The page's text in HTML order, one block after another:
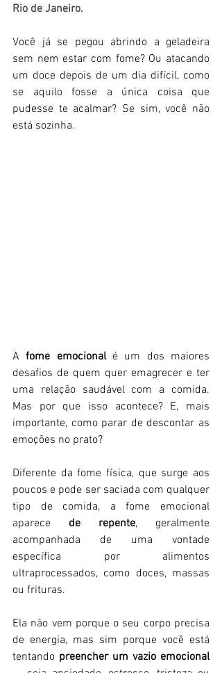
Rio de Janeiro.
Você já se pegou abrindo a geladeira
sem nem estar com fome? Ou atacando
um doce depois de um dia difícil, como
se aquilo fosse a única coisa que
pudesse te acalmar? Se sim, você não
está sozinha.
A fome emocional é um dos maiores
desafios de quem quer emagrecer e ter
uma relação saudável com a comida.
Mas por que isso acontece? E, mais
importante, como parar de descontar as
emoções no prato?
Diferente da fome física, que surge aos
poucos e pode ser saciada com qualquer
tipo de comida, a fome emocional
aparece de repente, geralmente
acompanhada de uma vontade
específica por alimentos
ultraprocessados, como doces, massas
ou frituras.
Ela não vem porque o seu corpo precisa
de energia, mas sim porque você está
tentando
preencher um vazio emocional